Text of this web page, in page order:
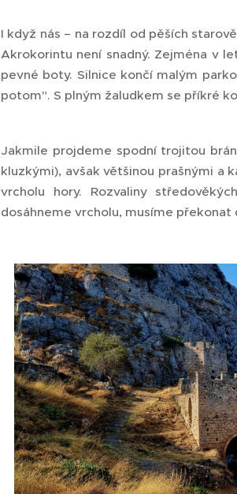
I když nás – na rozdíl od pěších
Akrokorintu není snadný. Zejména v
pevné boty. Silnice končí malým
potom". S plným žaludkem se příkré
Jakmile projdeme spodní trojitou
kluzkými), avšak většinou prašnými a
vrcholu hory. Rozvaliny
dosáhneme vrcholu, musíme